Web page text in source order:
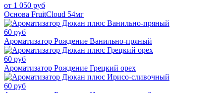
от 1 050 руб
Основа FruitCloud 54мг
60 руб
Ароматизатор Рождение Ванильно-пряный
60 руб
Ароматизатор Рождение Грецкий орех
60 руб